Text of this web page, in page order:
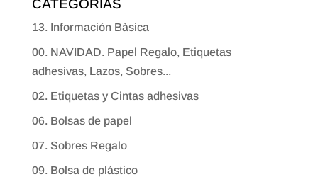
CATEGORÍAS
13. Información Bàsica
00. NAVIDAD. Papel Regalo, Etiquetas
adhesivas, Lazos, Sobres...
02. Etiquetas y Cintas adhesivas
06. Bolsas de papel
07. Sobres Regalo
09. Bolsa de plástico